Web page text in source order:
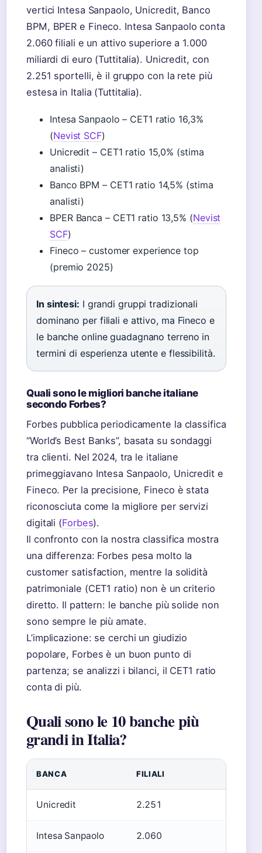
vertici Intesa Sanpaolo, Unicredit, Banco
BPM, BPER e Fineco. Intesa Sanpaolo conta
2.060 filiali e un attivo superiore a 1.000
miliardi di euro (Tuttitalia). Unicredit, con
2.251 sportelli, è il gruppo con la rete più
estesa in Italia (Tuttitalia).
Intesa Sanpaolo – CET1 ratio 16,3%
(Nevist SCF)
Unicredit – CET1 ratio 15,0% (stima
analisti)
Banco BPM – CET1 ratio 14,5% (stima
analisti)
BPER Banca – CET1 ratio 13,5% (Nevist
SCF)
Fineco – customer experience top
(premio 2025)
In sintesi: I grandi gruppi tradizionali
dominano per filiali e attivo, ma Fineco e
le banche online guadagnano terreno in
termini di esperienza utente e flessibilità.
Quali sono le migliori banche italiane
secondo Forbes?
Forbes pubblica periodicamente la classifica
“World’s Best Banks”, basata su sondaggi
tra clienti. Nel 2024, tra le italiane
primeggiavano Intesa Sanpaolo, Unicredit e
Fineco. Per la precisione, Fineco è stata
riconosciuta come la migliore per servizi
digitali (Forbes).
Il confronto con la nostra classifica mostra
una differenza: Forbes pesa molto la
customer satisfaction, mentre la solidità
patrimoniale (CET1 ratio) non è un criterio
diretto. Il pattern: le banche più solide non
sono sempre le più amate.
L’implicazione: se cerchi un giudizio
popolare, Forbes è un buon punto di
partenza; se analizzi i bilanci, il CET1 ratio
conta di più.
Quali sono le 10 banche più
grandi in Italia?
BANCA FILIALI
Unicredit 2.251
Intesa Sanpaolo 2.060